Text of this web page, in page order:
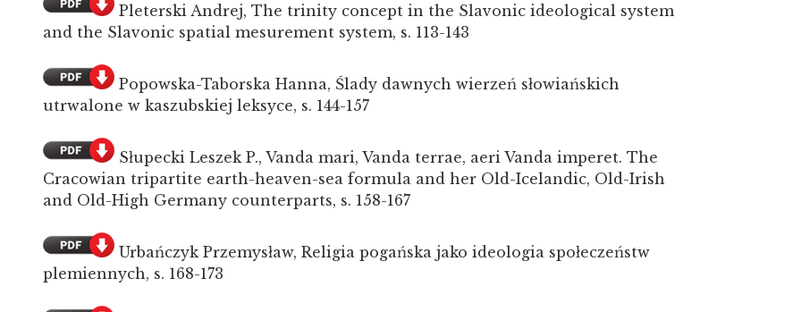
Pleterski Andrej, The trinity concept in the Slavonic ideological system
and the Slavonic spatial mesurement system, s. 113-143
Popowska-Taborska Hanna, Ślady dawnych wierzeń słowiańskich
utrwalone w kaszubskiej leksyce, s. 144-157
Słupecki Leszek P., Vanda mari, Vanda terrae, aeri Vanda imperet. The
Cracowian tripartite earth-heaven-sea formula and her Old-Icelandic, Old-Irish
and Old-High Germany counterparts, s. 158-167
Urbańczyk Przemysław, Religia pogańska jako ideologia społeczeństw
plemiennych, s. 168-173